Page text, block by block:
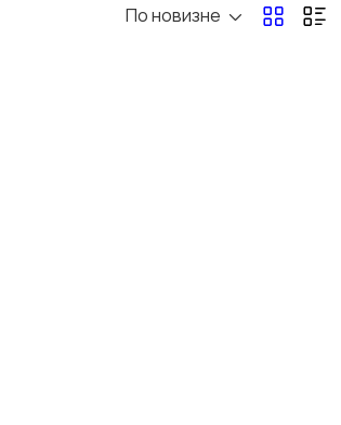
По новизне